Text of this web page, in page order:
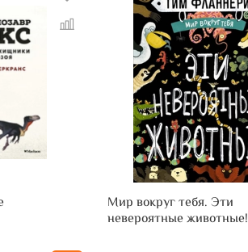
Мир вокруг тебя. Эти
невероятные животные!